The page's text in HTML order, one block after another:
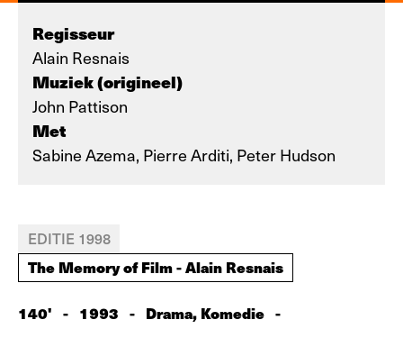
Regisseur
Alain Resnais
Muziek (origineel)
John Pattison
Met
Sabine Azema, Pierre Arditi, Peter Hudson
EDITIE 1998
The Memory of Film - Alain Resnais
140' - 1993 - Drama, Komedie -